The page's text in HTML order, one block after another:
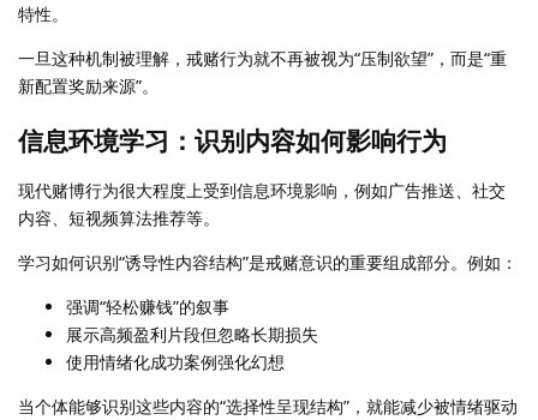
特性。
一旦这种机制被理解，戒赌行为就不再被视为“压制欲望”，而是“重
新配置奖励来源”。
信息环境学习：识别内容如何影响行为
现代赌博行为很大程度上受到信息环境影响，例如广告推送、社交
内容、短视频算法推荐等。
学习如何识别“诱导性内容结构”是戒赌意识的重要组成部分。例如：
强调“轻松赚钱”的叙事
展示高频盈利片段但忽略长期损失
使用情绪化成功案例强化幻想
当个体能够识别这些内容的“选择性呈现结构”，就能减少被情绪驱动